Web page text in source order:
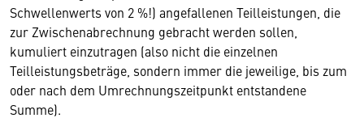
Schwellenwerts von 2 %!) angefallenen Teilleistungen, die
zur Zwischenabrechnung gebracht werden sollen,
kumuliert einzutragen (also nicht die einzelnen
Teilleistungsbeträge, sondern immer die jeweilige, bis zum
oder nach dem Umrechnungszeitpunkt entstandene
Summe).